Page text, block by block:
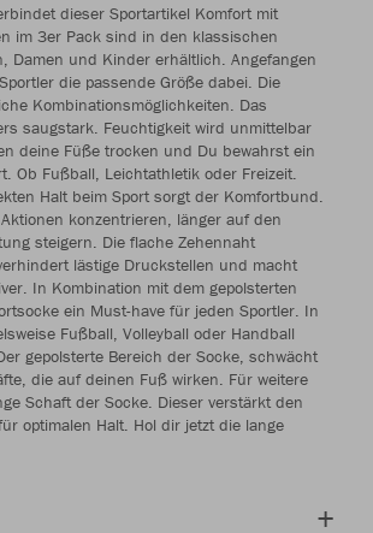
dieser Sportartikel Komfort mit
im 3er Pack sind in den klassischen
Damen und Kinder erhältlich. Angefangen
die passende Größe dabei. Die
Kombinationsmöglichkeiten. Das
saugstark. Feuchtigkeit wird unmittelbar
deine Füße trocken und Du bewahrst ein
Ob Fußball, Leichtathletik oder Freizeit.
Halt beim Sport sorgt der Komfortbund.
konzentrieren, länger auf den
steigern. Die flache Zehennaht
lästige Druckstellen und macht
In Kombination mit dem gepolsterten
ein Must-have für jeden Sportler. In
Fußball, Volleyball oder Handball
gepolsterte Bereich der Socke, schwächt
die auf deinen Fuß wirken. Für weitere
Schaft der Socke. Dieser verstärkt den
optimalen Halt. Hol dir jetzt die lange